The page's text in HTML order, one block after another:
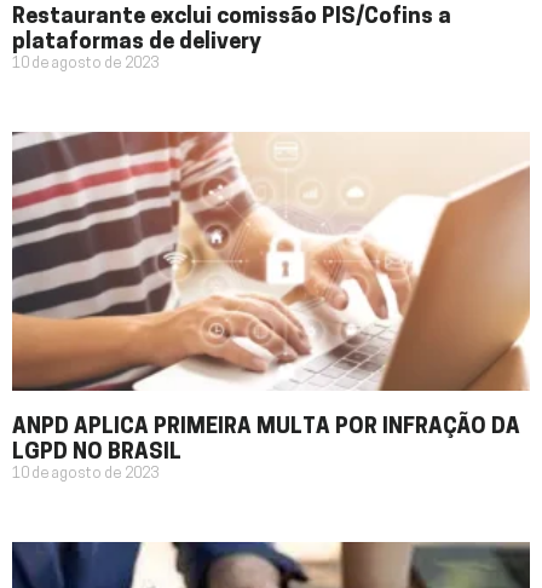
Restaurante exclui comissão PIS/Cofins a
plataformas de delivery
10 de agosto de 2023
ANPD APLICA PRIMEIRA MULTA POR INFRAÇÃO DA
LGPD NO BRASIL
10 de agosto de 2023